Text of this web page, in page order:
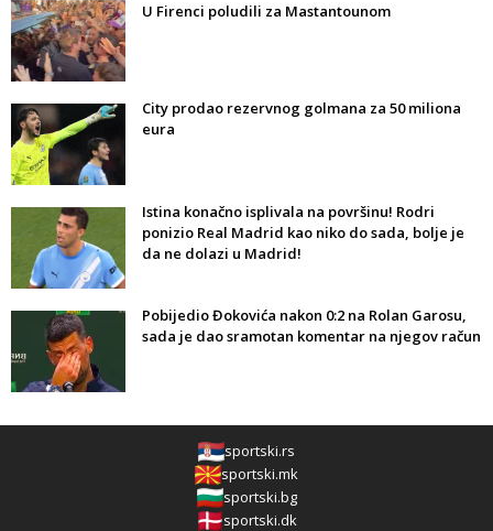
U Firenci poludili za Mastantounom
City prodao rezervnog golmana za 50 miliona
eura
Istina konačno isplivala na površinu! Rodri
ponizio Real Madrid kao niko do sada, bolje je
da ne dolazi u Madrid!
Pobijedio Đokovića nakon 0:2 na Rolan Garosu,
sada je dao sramotan komentar na njegov račun
sportski.rs
sportski.mk
sportski.bg
sportski.dk